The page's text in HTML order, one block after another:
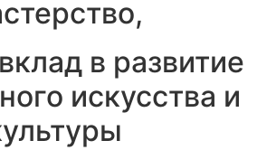
в развитие
искусства и